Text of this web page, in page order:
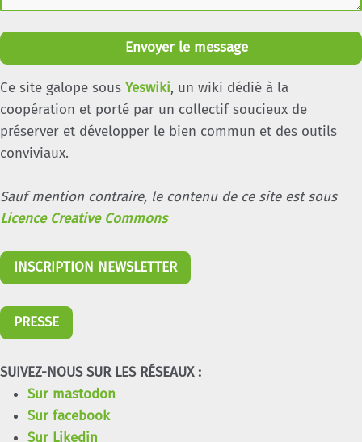
Envoyer le message
Ce site galope sous Yeswiki, un wiki dédié à la
coopération et porté par un collectif soucieux de
préserver et développer le bien commun et des outils
conviviaux.
Sauf mention contraire, le contenu de ce site est sous
Licence Creative Commons
INSCRIPTION NEWSLETTER
PRESSE
SUIVEZ-NOUS SUR LES RÉSEAUX :
Sur mastodon
Sur facebook
Sur Likedin